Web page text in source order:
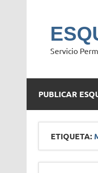
Servicio
PUBLICAR
ETIQUETA: